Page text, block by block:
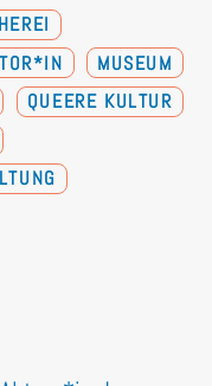
MUSEUM
QUEERE KULTUR